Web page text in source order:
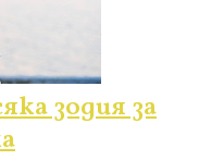
зодия за